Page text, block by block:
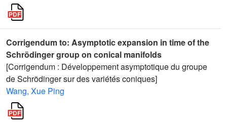
Corrigendum to: Asymptotic expansion in time of the
Schrödinger group on conical manifolds
[Corrigendum : Développement asymptotique du groupe
de Schrödinger sur des variétés coniques]
Wang, Xue Ping